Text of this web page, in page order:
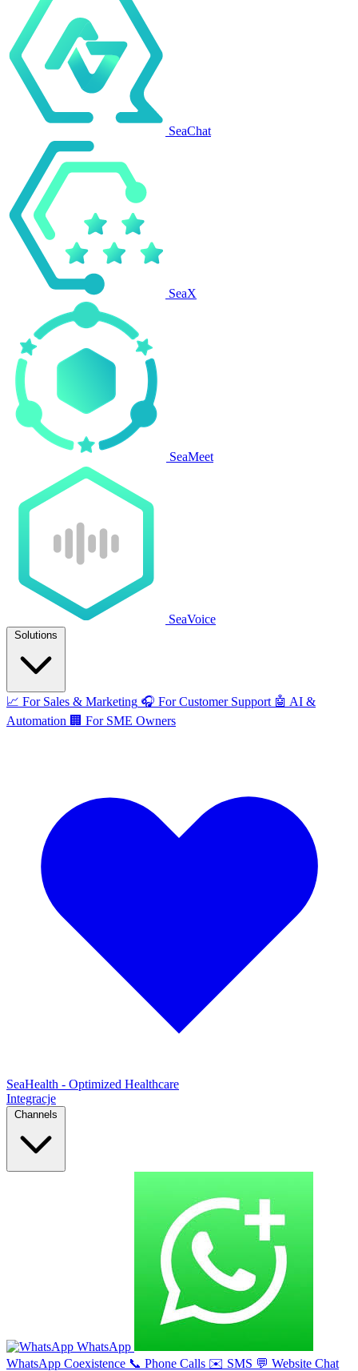
SeaChat
SeaX
SeaMeet
SeaVoice
Solutions
📈 For Sales & Marketing 🎧 For Customer Support 🤖 AI &
Automation 🏢 For SME Owners
SeaHealth - Optimized Healthcare
Integracje
Channels
WhatsApp
WhatsApp Coexistence 📞 Phone Calls ✉️ SMS 💬 Website Chat